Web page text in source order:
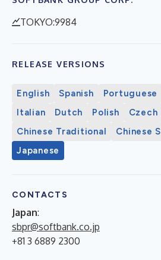
TOKYO:9984
RELEASE VERSIONS
English Spanish Portuguese
Italian
Dutch Polish Czech
Chinese Traditional
Chinese
Japanese
CONTACTS
Japan:
sbpr@softbank.co.jp
+81 3 6889 2300